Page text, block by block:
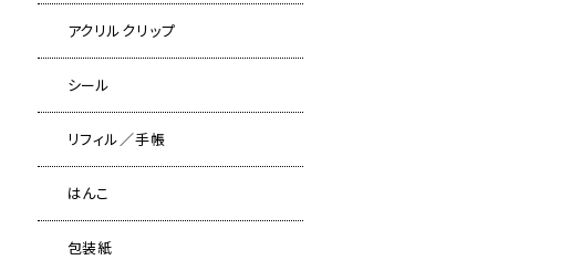
アクリルクリップ
シール
リフィル／手帳
はんこ
包装紙